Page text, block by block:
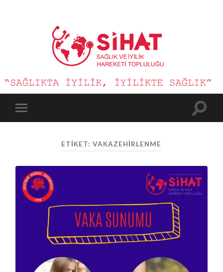
Sağlık
ve
İyilik
mobile
Toggle
ETIKET:VAKAZEHIRLENME